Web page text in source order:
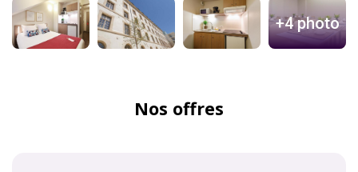
+4 photo
Nos offres